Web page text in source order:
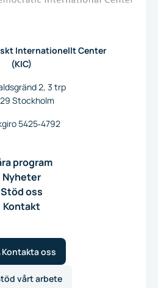
Internationellt Center
(KIC)
2, 3 trp
29 Stockholm
5425‐4792
program
Nyheter
Stöd oss
Kontakt
Kontakta oss
vårt arbete